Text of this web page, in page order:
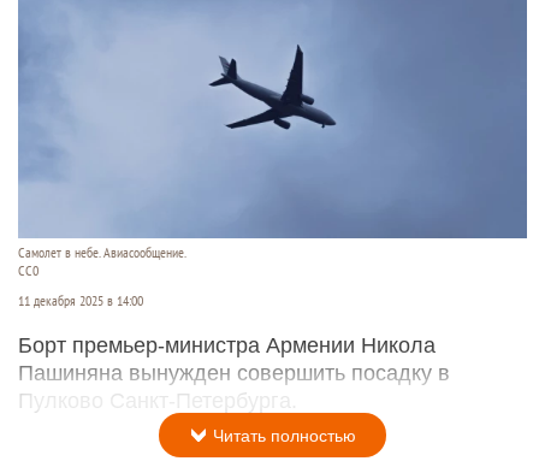
Самолет в небе. Авиасообщение.
CC0
11 декабря 2025 в 14:00
Борт премьер-министра Армении Никола
Пашиняна вынужден совершить посадку в
Пулково Санкт-Петербурга.
Читать полностью